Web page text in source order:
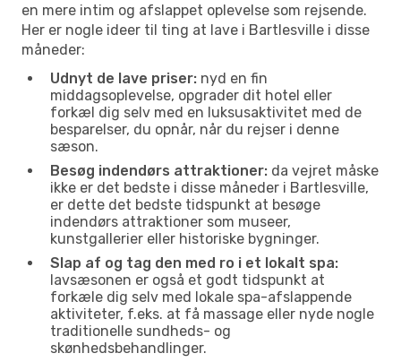
en mere intim og afslappet oplevelse som rejsende.
Her er nogle ideer til ting at lave i Bartlesville i disse
måneder:
Udnyt de lave priser: nyd en fin
middagsoplevelse, opgrader dit hotel eller
forkæl dig selv med en luksusaktivitet med de
besparelser, du opnår, når du rejser i denne
sæson.
Besøg indendørs attraktioner: da vejret måske
ikke er det bedste i disse måneder i Bartlesville,
er dette det bedste tidspunkt at besøge
indendørs attraktioner som museer,
kunstgallerier eller historiske bygninger.
Slap af og tag den med ro i et lokalt spa:
lavsæsonen er også et godt tidspunkt at
forkæle dig selv med lokale spa-afslappende
aktiviteter, f.eks. at få massage eller nyde nogle
traditionelle sundheds- og
skønhedsbehandlinger.